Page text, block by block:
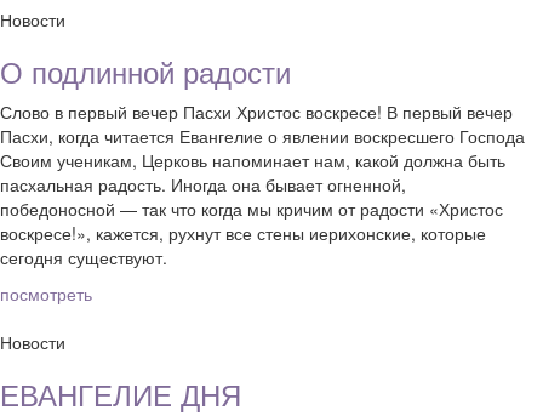
Новости
О подлинной радости
Слово в первый вечер Пасхи Христос воскресе! В первый вечер
Пасхи, когда читается Евангелие о явлении воскресшего Господа
Своим ученикам, Церковь напоминает нам, какой должна быть
пасхальная радость. Иногда она бывает огненной,
победоносной — так что когда мы кричим от радости «Христос
воскресе!», кажется, рухнут все стены иерихонские, которые
сегодня существуют.
посмотреть
Новости
ЕВАНГЕЛИЕ ДНЯ